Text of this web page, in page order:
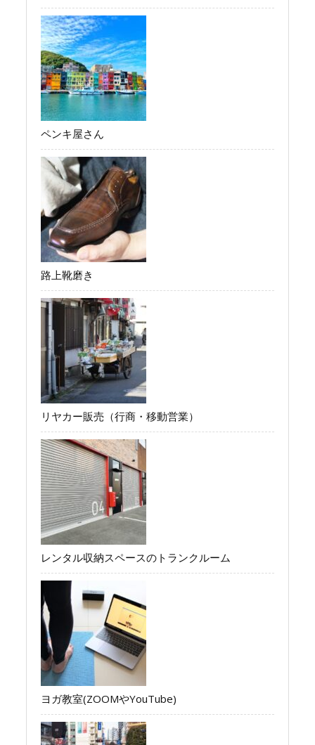
ペンキ屋さん
路上靴磨き
リヤカー販売（行商・移動営業）
レンタル収納スペースのトランクルーム
ヨガ教室(ZOOMやYouTube)